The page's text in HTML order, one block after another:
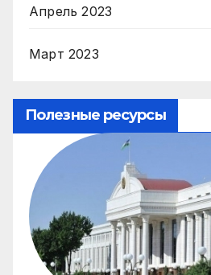
Апрель 2023
Март 2023
Полезные ресурсы